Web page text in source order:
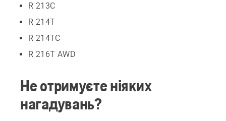
R 213C
R 214T
R 214TC
R 216T AWD
Не отримуєте ніяких
нагадувань?